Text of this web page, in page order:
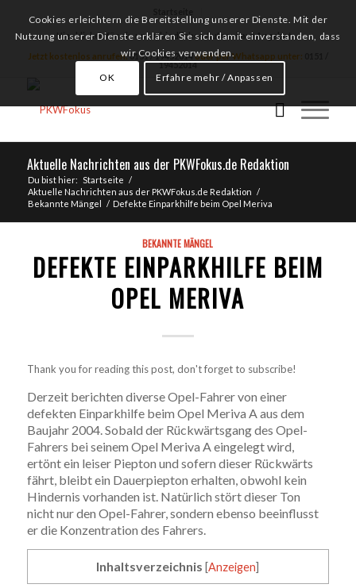
Hier klicken für ein unverbindliches Autoankauf Angebot
Jetzt kostenlos anrufen:0151 / 19452014oder per Whatsapp unter:
19452014
Aktuelle Nachrichten aus der PKWFokus.de Redaktion
Du bist hier: Startseite /
Aktuelle Nachrichten aus der PKWFokus.de Redaktion /
Bekannte Mängel / Defekte Einparkhilfe beim Opel Meriva
BEKANNTE MÄNGEL
DEFEKTE EINPARKHILFE BEIM
OPEL MERIVA
Thank you for reading this post, don't forget to subscribe!
Derzeit berichten diverse Opel-Fahrer von einer
defekten Einparkhilfe beim Opel Meriva A aus dem
Baujahr 2004. Sobald der Rückwärtsgang des Opel-
Fahrers bei seinem Opel Meriva A eingelegt wird,
ertönt ein leiser Piepton und sofern dieser Rückwärts
fährt, bleibt ein Dauerpiepton erhalten, obwohl kein
Hindernis vorhanden ist. Natürlich stört dieser Ton
nicht nur den Opel-Fahrer, sondern ebenso beeinflusst
er die Konzentration des Fahrers.
Inhaltsverzeichnis [Anzeigen]
Cookies erleichtern die Bereitstellung unserer Dienste. Mit der
Nutzung unserer Dienste erklären Sie sich damit einverstanden, dass
wir Cookies verwenden.
OK Erfahre mehr / Anpassen